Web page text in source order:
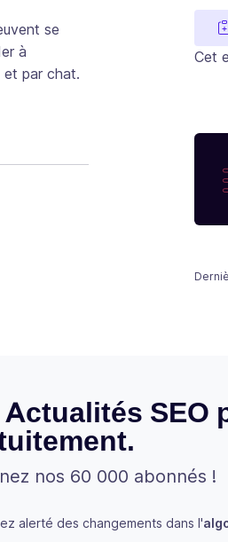
se
à
et par chat.
Cet
SEO
nos 60 000 abonnés !
alerté des changements dans l'